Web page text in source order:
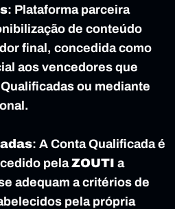
: Plataforma parceira
de conteúdo
final, concedida como
aos vencedores que
ou mediante
: A Conta Qualificada é
pela ZOUTI a
adequam a critérios de
elegibilidade estabelecidos pela própria